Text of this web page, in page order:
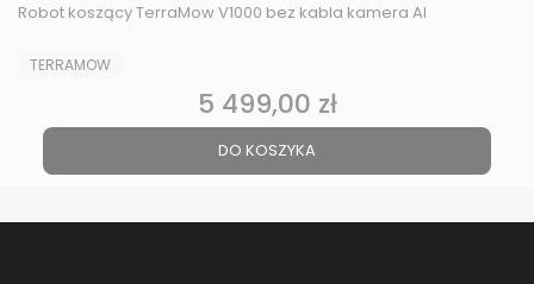
Robot koszący TerraMow V1000 bez kabla kamera AI
PRODUCENT
TERRAMOW
Cena
5 499,00 zł
DO KOSZYKA